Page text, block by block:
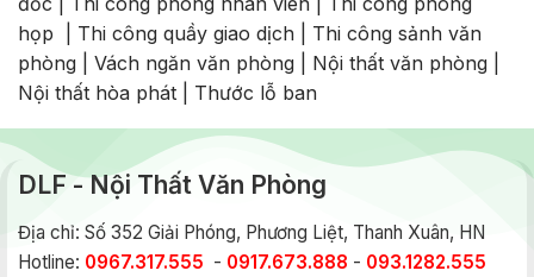
họp
Thi công quầy giao dịch
Thi công sảnh văn
phòng
Vách ngăn văn phòng Nội thất văn phòng
Nội thất hòa phát
Thước lỗ ban
DLF - Nội Thất Văn Phòng
Địa chỉ: Số 352 Giải Phóng, Phương Liệt, Thanh Xuân, HN
Hotline: 0967.317.555 - 0917.673.888 - 093.1282.555